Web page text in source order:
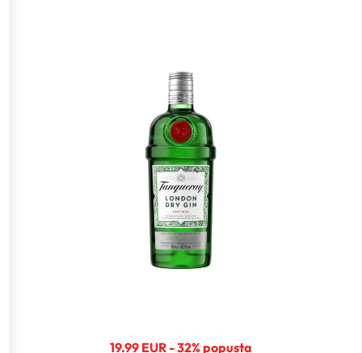
19.99 EUR - 32% popusta